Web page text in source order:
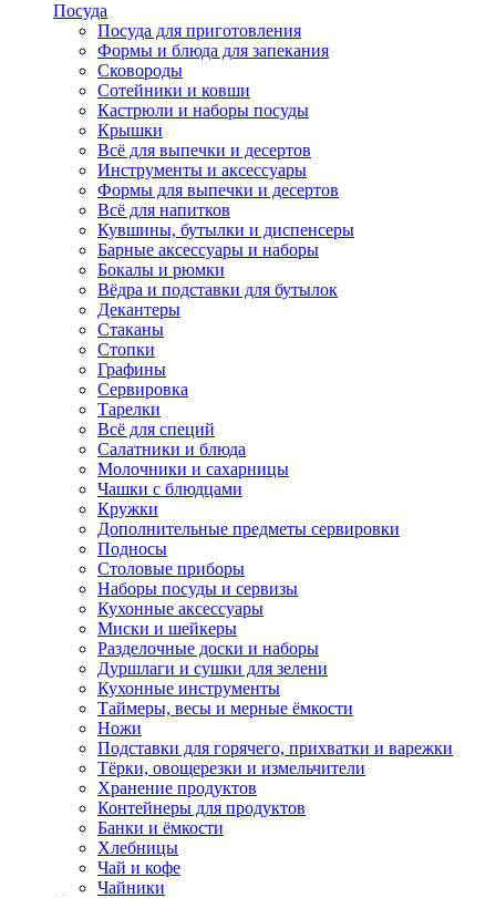
Посуда
Посуда для приготовления
Формы и блюда для запекания
Сковороды
Сотейники и ковши
Кастрюли и наборы посуды
Крышки
Всё для выпечки и десертов
Инструменты и аксессуары
Формы для выпечки и десертов
Всё для напитков
Кувшины, бутылки и диспенсеры
Барные аксессуары и наборы
Бокалы и рюмки
Вёдра и подставки для бутылок
Декантеры
Стаканы
Стопки
Графины
Сервировка
Тарелки
Всё для специй
Салатники и блюда
Молочники и сахарницы
Чашки с блюдцами
Кружки
Дополнительные предметы сервировки
Подносы
Столовые приборы
Наборы посуды и сервизы
Кухонные аксессуары
Миски и шейкеры
Разделочные доски и наборы
Дуршлаги и сушки для зелени
Кухонные инструменты
Таймеры, весы и мерные ёмкости
Ножи
Подставки для горячего, прихватки и варежки
Тёрки, овощерезки и измельчители
Хранение продуктов
Контейнеры для продуктов
Банки и ёмкости
Хлебницы
Чай и кофе
Чайники